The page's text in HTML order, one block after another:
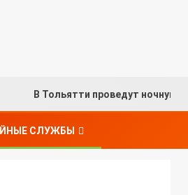
В Тольятти проведут ночную
СЛУЖБЫ